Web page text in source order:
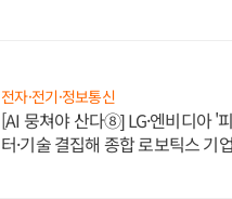
전자·전기·정보통신
[AI 뭉쳐야 산다⑧] LG·엔비디아 '
터·기술 결집해 종합 로보틱스 기